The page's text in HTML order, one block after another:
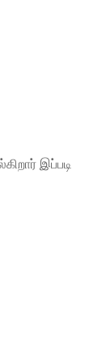
இப்படி